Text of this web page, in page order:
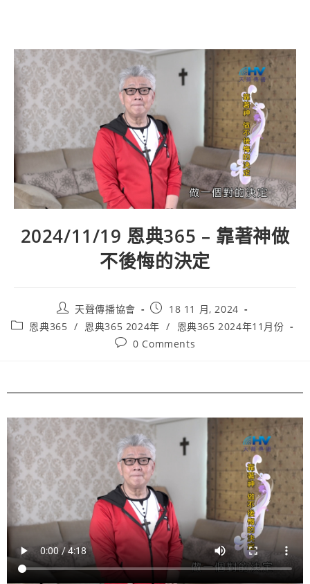
2024/11/19 恩典365 – 靠著神做
不後悔的決定
天聲傳播協會
18 11 月, 2024
恩典365 / 恩典365 2024年 /
恩典365 2024年11月份
0 Comments